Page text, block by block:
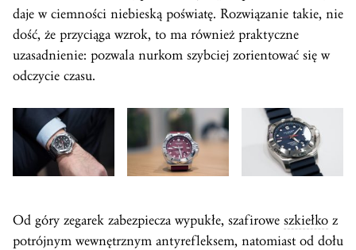
daje w ciemności niebieską poświatę. Rozwiązanie takie, nie
dość, że przyciąga wzrok, to ma również praktyczne
uzasadnienie: pozwala nurkom szybciej zorientować się w
odczycie czasu.
Od góry zegarek zabezpiecza wypukłe, szafirowe szkiełko z
potrójnym wewnętrznym antyrefleksem, natomiast od dołu